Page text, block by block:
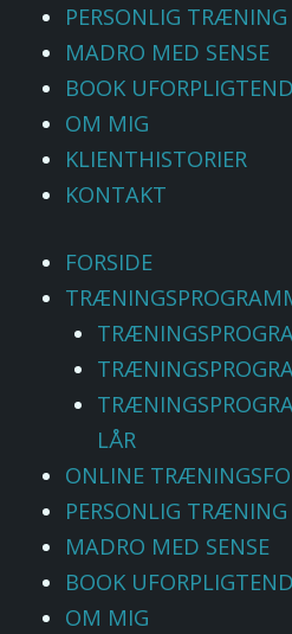
PERSONLIG TRÆNING
MADRO MED SENSE
BOOK
OM MIG
KLIENTHISTORIER
KONTAKT
FORSIDE
LÅR
ONLINE
PERSONLIG TRÆNING
MADRO MED SENSE
BOOK
OM MIG